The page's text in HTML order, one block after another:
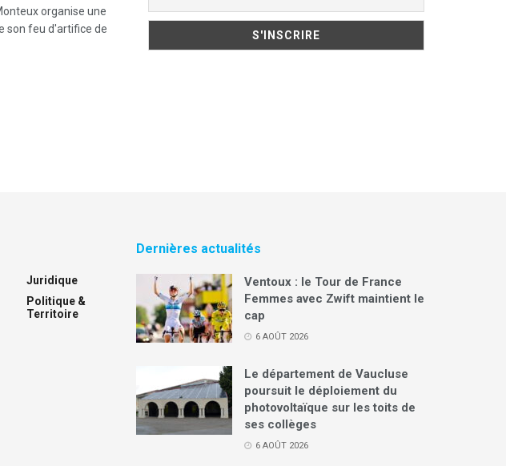
organise une
son feu d'artifice de
Juridique
Politique &
Territoire
Dernières actualités
Ventoux : le Tour de France
Femmes avec Zwift maintient le
cap
6 AOÛT 2026
Le département de Vaucluse
poursuit le déploiement du
photovoltaïque sur les toits de
ses collèges
6 AOÛT 2026